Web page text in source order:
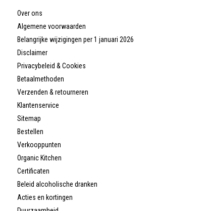
Over ons
Algemene voorwaarden
Belangrijke wijzigingen per 1 januari 2026
Disclaimer
Privacybeleid & Cookies
Betaalmethoden
Verzenden & retourneren
Klantenservice
Sitemap
Bestellen
Verkooppunten
Organic Kitchen
Certificaten
Beleid alcoholische dranken
Acties en kortingen